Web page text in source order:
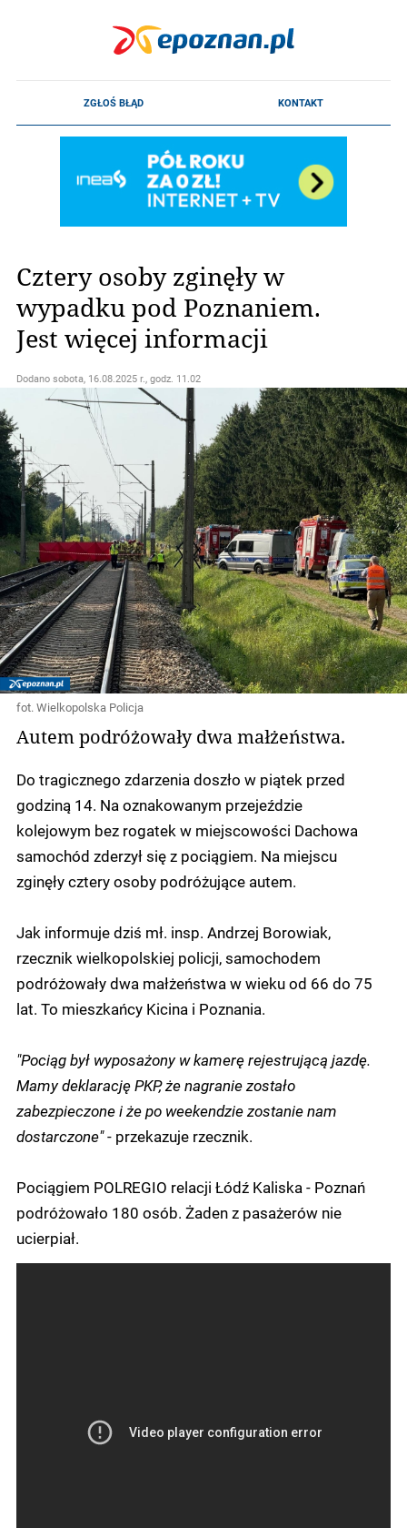
Cztery osoby zginęły w
wypadku pod Poznaniem.
Jest więcej informacji
Dodano sobota, 16.08.2025 r., godz. 11.02
fot. Wielkopolska Policja
Autem podróżowały dwa małżeństwa.
Do tragicznego zdarzenia doszło w piątek przed
godziną 14. Na oznakowanym przejeździe
kolejowym bez rogatek w miejscowości Dachowa
samochód zderzył się z pociągiem. Na miejscu
zginęły cztery osoby podróżujące autem.
Jak informuje dziś mł. insp. Andrzej Borowiak,
rzecznik wielkopolskiej policji, samochodem
podróżowały dwa małżeństwa w wieku od 66 do 75
lat. To mieszkańcy Kicina i Poznania.
"Pociąg był wyposażony w kamerę rejestrującą jazdę.
Mamy deklarację PKP, że nagranie zostało
zabezpieczone i że po weekendzie zostanie nam
dostarczone"- przekazuje rzecznik.
Pociągiem POLREGIO relacji Łódź Kaliska - Poznań
podróżowało 180 osób. Żaden z pasażerów nie
ucierpiał.